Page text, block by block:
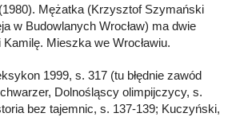
Mężatka (Krzysztof Szymański
w Budowlanych Wrocław) ma dwie
Mieszka we Wrocławiu.
1999, s. 317 (tu błędnie zawód
Dolnośląscy olimpijczycy, s.
bez tajemnic, s. 137-139; Kuczyński,